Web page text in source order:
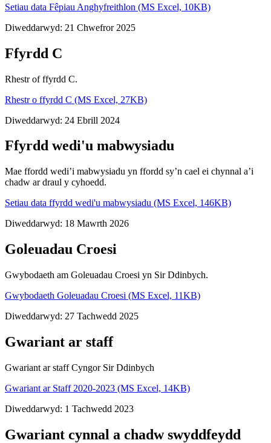
Setiau data Fêpiau Anghyfreithlon (MS Excel, 10KB)
Diweddarwyd: 21 Chwefror 2025
Ffyrdd C
Rhestr of ffyrdd C.
Rhestr o ffyrdd C (MS Excel, 27KB)
Diweddarwyd: 24 Ebrill 2024
Ffyrdd wedi'u mabwysiadu
Mae ffordd wedi’i mabwysiadu yn ffordd sy’n cael ei chynnal a’i
chadw ar draul y cyhoedd.
Setiau data ffyrdd wedi'u mabwysiadu (MS Excel, 146KB)
Diweddarwyd: 18 Mawrth 2026
Goleuadau Croesi
Gwybodaeth am Goleuadau Croesi yn Sir Ddinbych.
Gwybodaeth Goleuadau Croesi (MS Excel, 11KB)
Diweddarwyd: 27 Tachwedd 2025
Gwariant ar staff
Gwariant ar staff Cyngor Sir Ddinbych
Gwariant ar Staff 2020-2023 (MS Excel, 14KB)
Diweddarwyd: 1 Tachwedd 2023
Gwariant cynnal a chadw swyddfeydd